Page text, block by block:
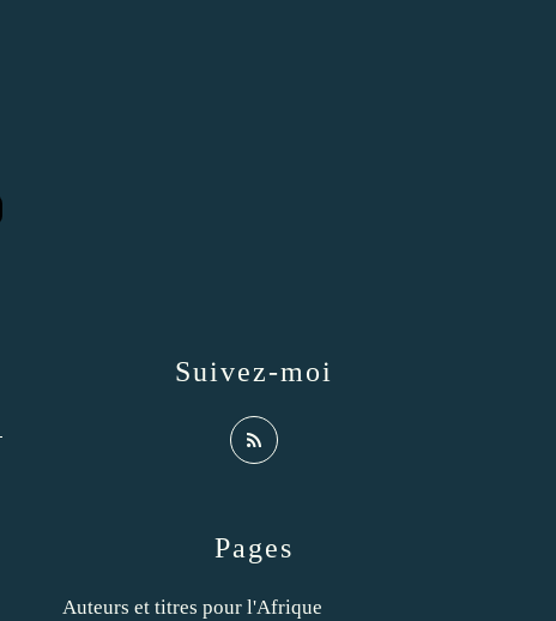
Pages
Auteurs et titres pour l'Afrique
Suivez-moi